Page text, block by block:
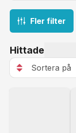
Fler filter
Hittade